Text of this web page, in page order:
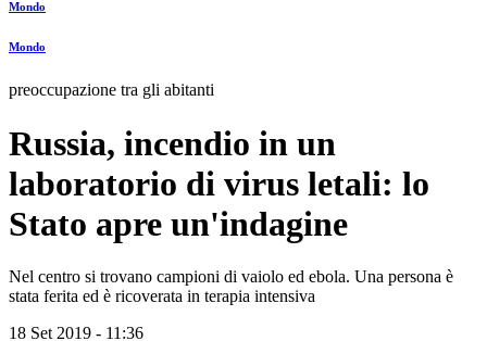
Mondo
Mondo
preoccupazione tra gli abitanti
Russia, incendio in un
laboratorio di virus letali: lo
Stato apre un'indagine
Nel centro si trovano campioni di vaiolo ed ebola. Una persona è
stata ferita ed è ricoverata in terapia intensiva
18 Set 2019 - 11:36